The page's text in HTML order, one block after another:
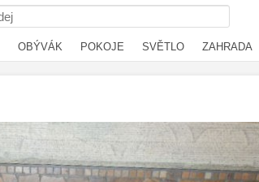
OBÝVÁK POKOJE SVĚTLO ZAHRADA